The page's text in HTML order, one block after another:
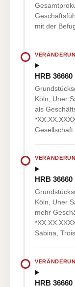
mit der
HRB 36660
Köln, Uner
als
Gesellschaft
HRB 36660
Köln, Uner
mehr
Sabina,
HRB 36660